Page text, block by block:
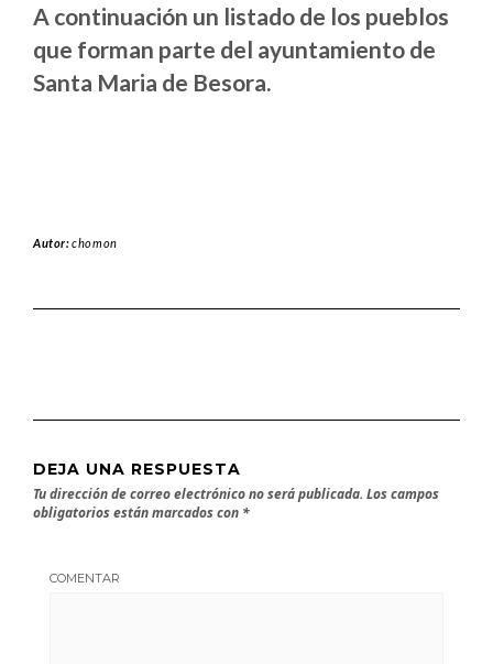
A continuación un listado de los pueblos
que forman parte del ayuntamiento de
Santa Maria de Besora.
Autor:chomon
DEJA UNA RESPUESTA
Tu dirección de correo electrónico no será publicada. Los campos
obligatorios están marcados con *
COMENTAR